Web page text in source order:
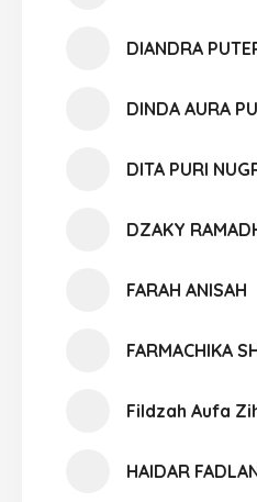
DIANDRA
DINDA AURA
DITA PURI
DZAKY
FARAH ANISAH
FARMACHIKA
Fildzah Aufa
HAIDAR